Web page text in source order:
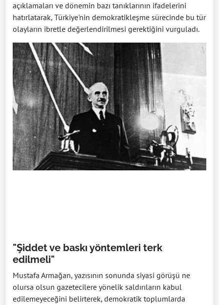
açıklamaları ve dönemin bazı tanıklarının ifadelerini
hatırlatarak, Türkiye'nin demokratikleşme sürecinde bu tür
olayların ibretle değerlendirilmesi gerektiğini vurguladı.
"Şiddet ve baskı yöntemleri terk
edilmeli"
Mustafa Armağan, yazısının sonunda siyasi görüşü ne
olursa olsun gazetecilere yönelik saldırıların kabul
edilemeyeceğini belirterek, demokratik toplumlarda